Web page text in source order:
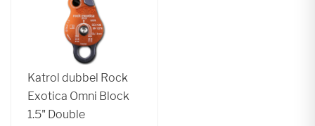
Katrol dubbel Rock
Exotica Omni Block
1.5" Double